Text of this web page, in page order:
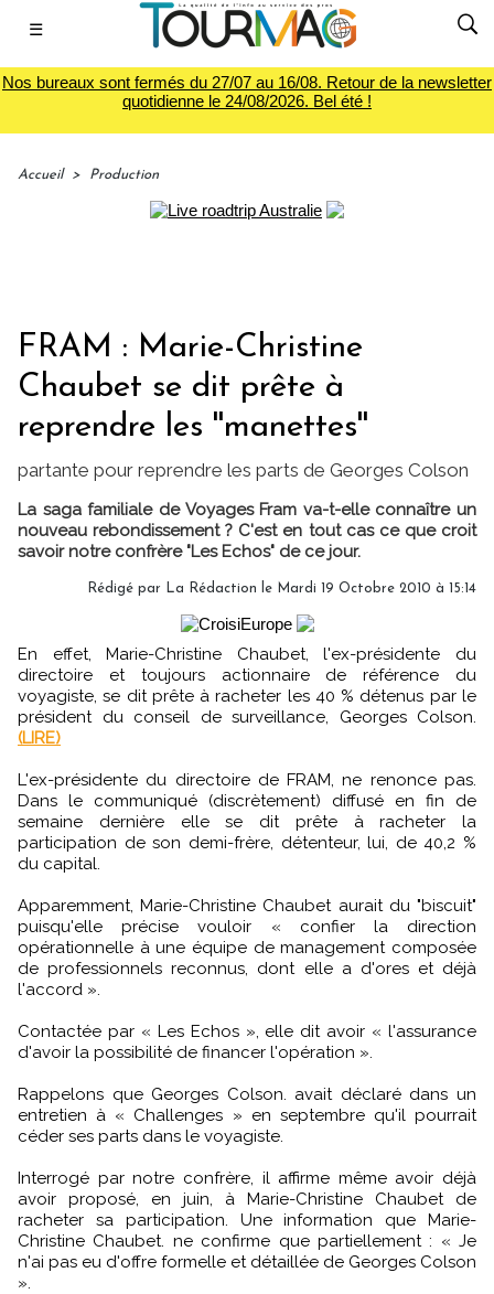
☰
Nos bureaux sont fermés du 27/07 au 16/08. Retour de la newsletter
quotidienne le 24/08/2026. Bel été !
Accueil > Production
FRAM : Marie-Christine
Chaubet se dit prête à
reprendre les ''manettes''
partante pour reprendre les parts de Georges Colson
La saga familiale de Voyages Fram va-t-elle connaître un
nouveau rebondissement ? C'est en tout cas ce que croit
savoir notre confrère "Les Echos" de ce jour.
Rédigé par La Rédaction le Mardi 19 Octobre 2010 à 15:14
En effet, Marie-Christine Chaubet, l'ex-présidente du
directoire et toujours actionnaire de référence du
voyagiste, se dit prête à racheter les 40 % détenus par le
président du conseil de surveillance, Georges Colson.
(LIRE)
L'ex-présidente du directoire de FRAM, ne renonce pas.
Dans le communiqué (discrètement) diffusé en fin de
semaine dernière elle se dit prête à racheter la
participation de son demi-frère, détenteur, lui, de 40,2 %
du capital.
Apparemment, Marie-Christine Chaubet aurait du "biscuit"
puisqu'elle précise vouloir « confier la direction
opérationnelle à une équipe de management composée
de professionnels reconnus, dont elle a d'ores et déjà
l'accord ».
Contactée par « Les Echos », elle dit avoir « l'assurance
d'avoir la possibilité de financer l'opération ».
Rappelons que Georges Colson. avait déclaré dans un
entretien à « Challenges » en septembre qu'il pourrait
céder ses parts dans le voyagiste.
Interrogé par notre confrère, il affirme même avoir déjà
avoir proposé, en juin, à Marie-Christine Chaubet de
racheter sa participation. Une information que Marie-
Christine Chaubet. ne confirme que partiellement : « Je
n'ai pas eu d'offre formelle et détaillée de Georges Colson
».